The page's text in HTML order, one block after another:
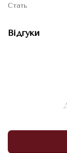
Стать
Відгуки